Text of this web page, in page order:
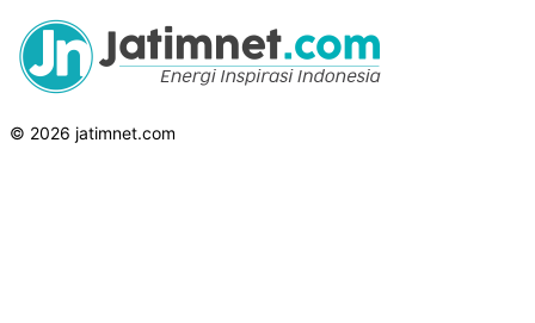
© 2026 jatimnet.com